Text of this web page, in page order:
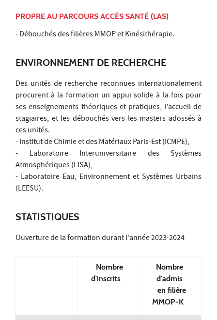
PROPRE AU PARCOURS ACCÈS SANTÉ (LAS)
- Débouchés des filières MMOP et Kinésithérapie.
ENVIRONNEMENT DE RECHERCHE
Des unités de recherche reconnues internationalement
procurent à la formation un appui solide à la fois pour
ses enseignements théoriques et pratiques, l’accueil de
stagiaires, et les débouchés vers les masters adossés à
ces unités.
- Institut de Chimie et des Matériaux Paris-Est (ICMPE),
- Laboratoire Interuniversitaire des Systèmes
Atmosphériques (LISA),
- Laboratoire Eau, Environnement et Systèmes Urbains
(LEESU).
STATISTIQUES
Ouverture de la formation durant l'année 2023-2024
Nombre
d'inscrits
Nombre
d'admis
en filière
MMOP-K